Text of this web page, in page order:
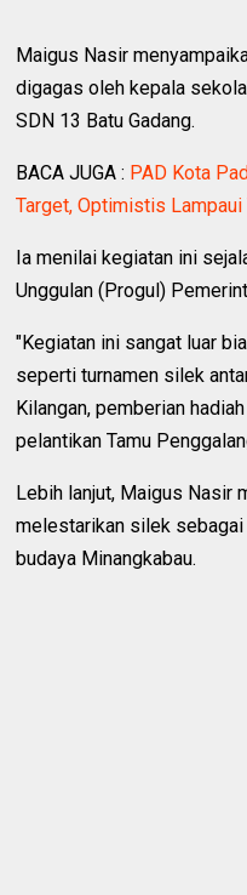
Maigus Nasir
digagas oleh kepala
SDN 13 Batu Gadang.
BACA JUGA : PAD Kota
Target, Optimistis Lampaui
Ia menilai kegiatan ini
Unggulan (Progul)
"Kegiatan ini sangat luar
seperti turnamen silek
Kilangan, pemberian
pelantikan Tamu
Lebih lanjut, Maigus Nasir
melestarikan silek
budaya Minangkabau.